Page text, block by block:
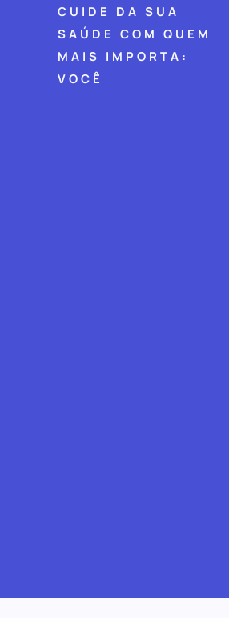
CUIDE DA SUA
SAÚDE COM QUEM
MAIS IMPORTA:
VOCÊ